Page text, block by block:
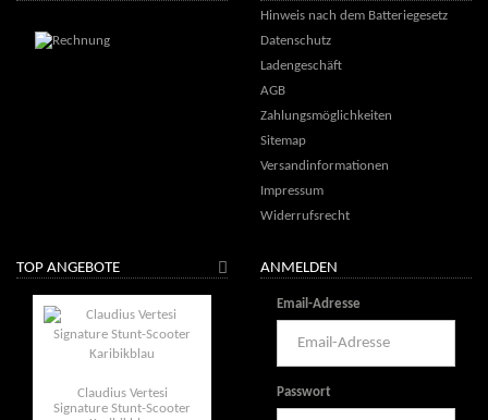
Hinweis nach dem Batteriegesetz
Datenschutz
Ladengeschäft
AGB
Zahlungsmöglichkeiten
Sitemap
Versandinformationen
Impressum
Widerrufsrecht
TOP ANGEBOTE
Claudius Vertesi
Signature Stunt-Scooter
ANMELDEN
Email-Adresse
Passwort